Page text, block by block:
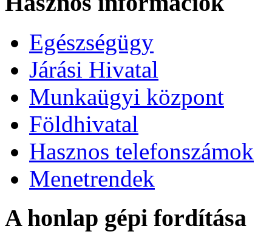
Egészségügy
Járási Hivatal
Munkaügyi központ
Földhivatal
Hasznos telefonszámok
Menetrendek
A honlap gépi fordítása